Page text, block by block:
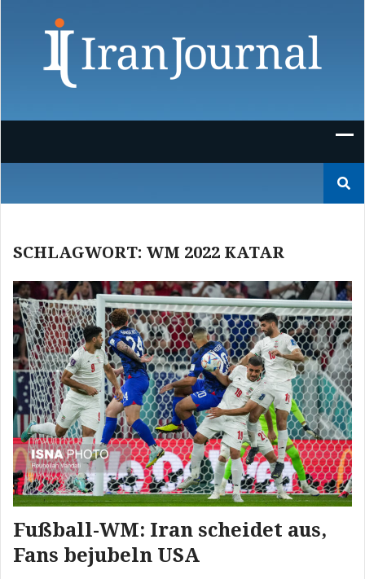
nach:
SCHLAGWORT: WM 2022 KATAR
Fußball-WM: Iran scheidet aus,
Fans bejubeln USA